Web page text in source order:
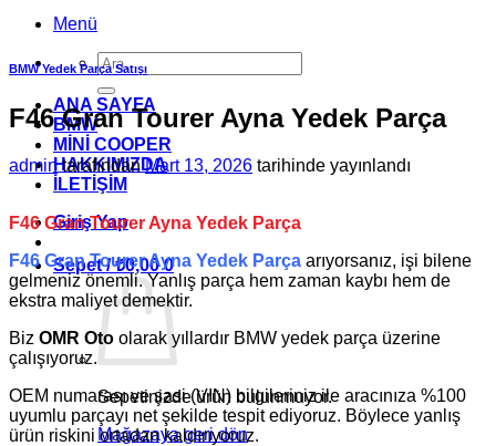
Menü
Ara:
ANA SAYFA
BMW
MİNİ COOPER
HAKKIMIZDA
İLETİŞİM
Giriş Yap
Sepet /₺0,00 0
Sepetinizde ürün bulunmuyor.
Mağazaya geri dön
BMW Yedek Parça Satışı
F46 Gran Tourer Ayna Yedek Parça
admintarafından Mart 13, 2026 tarihinde yayınlandı
F46 Gran Tourer Ayna Yedek Parça
F46 Gran Tourer Ayna Yedek Parça arıyorsanız, işi bilene
gelmeniz önemli. Yanlış parça hem zaman kaybı hem de
ekstra maliyet demektir.
Biz OMR Oto olarak yıllardır BMW yedek parça üzerine
çalışıyoruz.
OEM numarası ve şasi (VIN) bilgileriniz ile aracınıza %100
uyumlu parçayı net şekilde tespit ediyoruz. Böylece yanlış
ürün riskini ortadan kaldırıyoruz.